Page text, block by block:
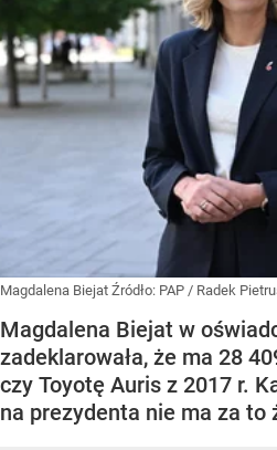
Magdalena Biejat Źródło: PAP / Radek
Magdalena Biejat w
zadeklarowała, że ma 28
czy Toyotę Auris z 2017 r.
na prezydenta nie ma za to